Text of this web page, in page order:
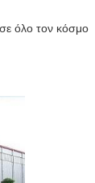
όλο τον κόσμο